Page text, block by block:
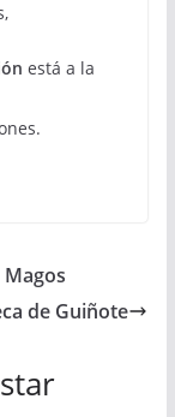
está a la
Magos
de Guiñote